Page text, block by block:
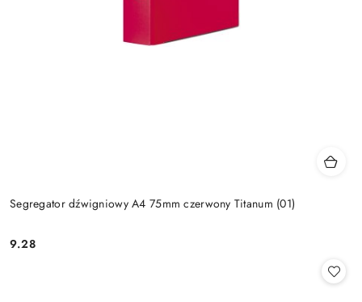
Segregator dźwigniowy A4 75mm czerwony Titanum (01)
Cena:
9.28